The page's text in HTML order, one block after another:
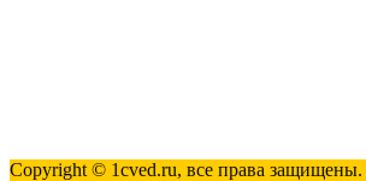
Copyright © 1cved.ru, все права защищены.